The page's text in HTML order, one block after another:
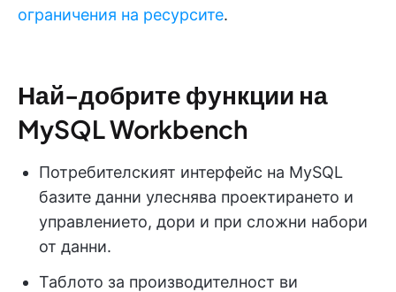
ограничения на ресурсите.
Най-добрите функции на
MySQL Workbench
Потребителският интерфейс на MySQL
базите данни улеснява проектирането и
управлението, дори и при сложни набори
от данни.
Таблото за производителност ви